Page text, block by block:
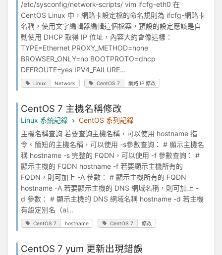
/etc/sysconfig/network-scripts/ vim ifcfg-eth0 在
CentOS Linux 中，網路卡設定檔的命名規則為 ifcfg-網路卡
名稱，使用文字編輯器編輯這個檔案，預設的設定應該是自
動使用 DHCP 取得 IP 位址，內容大約會像這樣：
TYPE=Ethernet PROXY_METHOD=none
BROWSER_ONLY=no BOOTPROTO=dhcp
DEFROUTE=yes IPV4_FAILURE...
Linux Network CentOS 7 網路 IP 修改
CentOS 7 主機名稱修改
Linux 系統記錄
CentOS 系列記錄
主機名稱查詢 若要查詢主機名稱，可以使用 hostname 指
令。簡短的主機名稱，可以使用 -s參數查詢： # 顯示主機名
稱 hostname -s 完整的 FQDN，可以使用 -f 參數查詢： #
顯示主機的 FQDN hostname -f 若要顯示主機所有的
FQDN，則可加上 -A 參數： # 顯示主機所有的 FQDN
hostname -A 若要顯示主機的 DNS 網域名稱，則可加上 -
d 參數： # 顯示主機的 DNS 網域名稱 hostname -d 若主機
有設定別名（al...
CentOS 7 hostname CentOS 7 修改
CentOS 7 yum 更新出現錯誤